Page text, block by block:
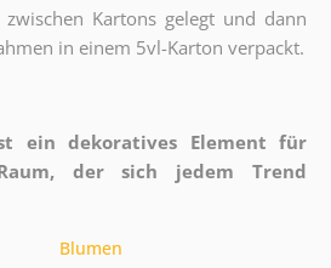
Kartons gelegt und dann
in einem 5vl-Karton verpackt.
ein dekoratives Element für
der sich jedem Trend
Blumen